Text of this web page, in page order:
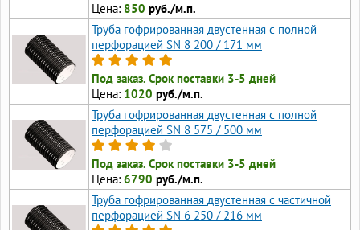
Цена: 850 руб./м.п.
Труба гофрированная двустенная с полной
перфорацией SN 8 200 / 171 мм
Под заказ. Срок поставки 3-5 дней
Цена: 1020 руб./м.п.
Труба гофрированная двустенная с полной
перфорацией SN 8 575 / 500 мм
Под заказ. Срок поставки 3-5 дней
Цена: 6790 руб./м.п.
Труба гофрированная двустенная с частичной
перфорацией SN 6 250 / 216 мм